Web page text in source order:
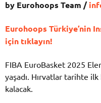
by Eurohoops Team /
Eurohoops Türkiye’nin
için tıklayın!
FIBA EuroBasket 2025
yaşadı. Hırvatlar tarihte ilk
kalacak.